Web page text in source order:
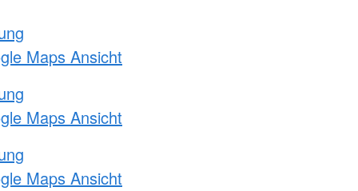
Maps Ansicht
Maps Ansicht
Maps Ansicht